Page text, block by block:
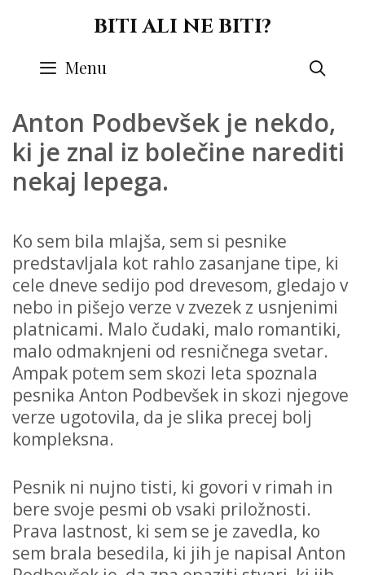
BITI ALI NE BITI?
Menu
Anton Podbevšek je nekdo,
ki je znal iz bolečine narediti
nekaj lepega.
Ko sem bila mlajša, sem si pesnike
predstavljala kot rahlo zasanjane tipe, ki
cele dneve sedijo pod drevesom, gledajo v
nebo in pišejo verze v zvezek z usnjenimi
platnicami. Malo čudaki, malo romantiki,
malo odmaknjeni od resničnega svetar.
Ampak potem sem skozi leta spoznala
pesnika Anton Podbevšek in skozi njegove
verze ugotovila, da je slika precej bolj
kompleksna.
Pesnik ni nujno tisti, ki govori v rimah in
bere svoje pesmi ob vsaki priložnosti.
Prava lastnost, ki sem se je zavedla, ko
sem brala besedila, ki jih je napisal Anton